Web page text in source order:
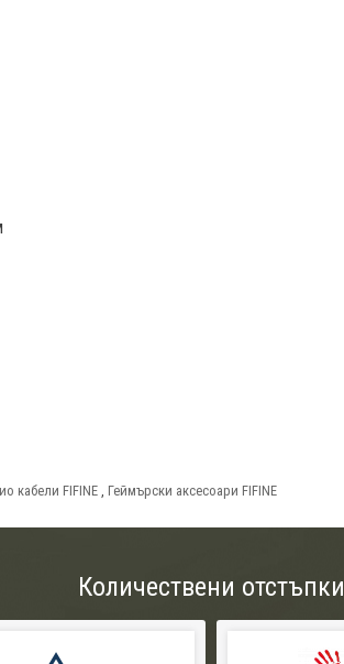
кабели FIFINE Геймърски аксесоари FIFINE
Количествени отстъпки